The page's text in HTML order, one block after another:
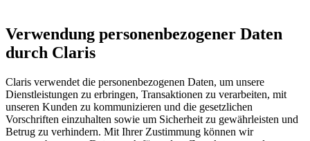
Verwendung personenbezogener Daten
durch Claris
Claris verwendet die personenbezogenen Daten, um unsere
Dienstleistungen zu erbringen, Transaktionen zu verarbeiten, mit
unseren Kunden zu kommunizieren und die gesetzlichen
Vorschriften einzuhalten sowie um Sicherheit zu gewährleisten und
Betrug zu verhindern. Mit Ihrer Zustimmung können wir